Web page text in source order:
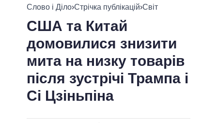
НОВИНИ
СТРІЧКА
ПОДІЇ
СТАТТІ
ДУМКИ
ОГЛЯДИ
ДАЙДЖЕСТИ
ПОЛІТИКА
ЕКОНОМІКА
СУСПІЛЬСТВО
СВІТ
ОБIЦЯНКИ
ПОЛIТИКИ
УСІ ПОЛІТИКИ
ПРЕЗИДЕНТ І ОФІС
ВЕРХОВНА РАДА
ІНФОГРАФІКА
ВІДЕО
Слово і Діло›Стрічка публікацій›Світ
США та Китай
домовилися знизити
мита на низку товарів
після зустрічі Трампа і
Сі Цзіньпіна